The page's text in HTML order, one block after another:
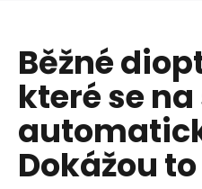
Běžné
které se
Dokážou